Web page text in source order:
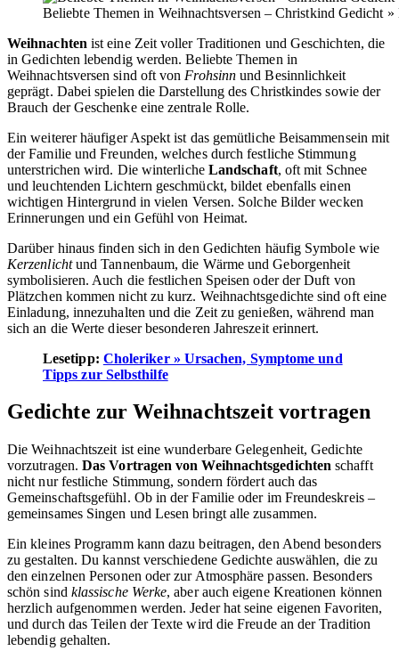
Beliebte Themen in Weihnachtsversen – Christkind Gedicht
Weihnachten ist eine Zeit voller Traditionen und Geschichten, die
in Gedichten lebendig werden. Beliebte Themen in
Weihnachtsversen sind oft von Frohsinn und Besinnlichkeit
geprägt. Dabei spielen die Darstellung des Christkindes sowie der
Brauch der Geschenke eine zentrale Rolle.
Ein weiterer häufiger Aspekt ist das gemütliche Beisammensein mit
der Familie und Freunden, welches durch festliche Stimmung
unterstrichen wird. Die winterliche Landschaft, oft mit Schnee
und leuchtenden Lichtern geschmückt, bildet ebenfalls einen
wichtigen Hintergrund in vielen Versen. Solche Bilder wecken
Erinnerungen und ein Gefühl von Heimat.
Darüber hinaus finden sich in den Gedichten häufig Symbole wie
Kerzenlichtund Tannenbaum, die Wärme und Geborgenheit
symbolisieren. Auch die festlichen Speisen oder der Duft von
Plätzchen kommen nicht zu kurz. Weihnachtsgedichte sind oft eine
Einladung, innezuhalten und die Zeit zu genießen, während man
sich an die Werte dieser besonderen Jahreszeit erinnert.
Lesetipp: Choleriker » Ursachen, Symptome und
Tipps zur Selbsthilfe
Gedichte zur Weihnachtszeit vortragen
Die Weihnachtszeit ist eine wunderbare Gelegenheit, Gedichte
vorzutragen.Das Vortragen von Weihnachtsgedichten schafft
nicht nur festliche Stimmung, sondern fördert auch das
Gemeinschaftsgefühl. Ob in der Familie oder im Freundeskreis –
gemeinsames Singen und Lesen bringt alle zusammen.
Ein kleines Programm kann dazu beitragen, den Abend besonders
zu gestalten. Du kannst verschiedene Gedichte auswählen, die zu
den einzelnen Personen oder zur Atmosphäre passen. Besonders
schön sind klassische Werke, aber auch eigene Kreationen können
herzlich aufgenommen werden. Jeder hat seine eigenen Favoriten,
und durch das Teilen der Texte wird die Freude an der Tradition
lebendig gehalten.